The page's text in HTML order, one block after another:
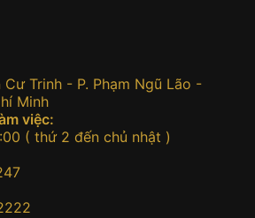
Trinh - P. Phạm Ngũ Lão -
Minh
việc:
( thứ 2 đến chủ nhật )